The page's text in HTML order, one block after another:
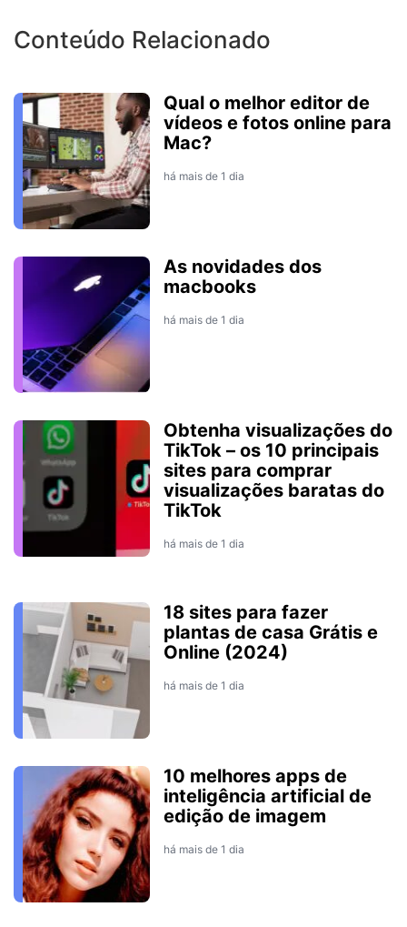
Conteúdo Relacionado
Qual o melhor editor de
vídeos e fotos online para
Mac?
há mais de 1 dia
As novidades dos
macbooks
há mais de 1 dia
Obtenha visualizações do
TikTok – os 10 principais
sites para comprar
visualizações baratas do
TikTok
há mais de 1 dia
18 sites para fazer
plantas de casa Grátis e
Online (2024)
há mais de 1 dia
10 melhores apps de
inteligência artificial de
edição de imagem
há mais de 1 dia